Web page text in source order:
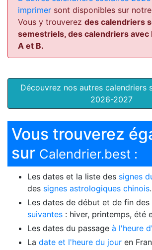
imprimer sont disponibles sur
Vous y trouverez des calendriers
semestriels, des calendriers avec
A et B.
Découvrez nos autres calendriers
2026-2027
Vous trouverez
sur Calendrier.best :
Les dates et la liste des signes
des signes astrologiques chinois.
Les dates de début et de fin des
suivantes : hiver, printemps, été
Les dates du passage à l'heure
La date et l'heure du jour en